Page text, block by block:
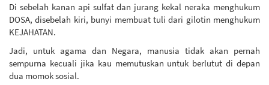
Di sebelah kanan api sulfat dan jurang kekal neraka menghukum
DOSA, disebelah kiri, bunyi membuat tuli dari gilotin menghukum
KEJAHATAN.
Jadi, untuk agama dan Negara, manusia tidak akan pernah
sempurna kecuali jika kau memutuskan untuk berlutut di depan
dua momok sosial.